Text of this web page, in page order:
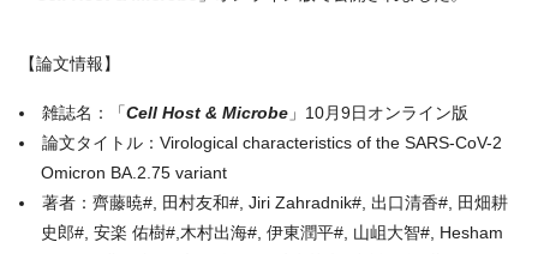
【論文情報】
雑誌名：「Cell Host & Microbe 」10月9日オンライン版
論文タイトル：Virological characteristics of the SARS-CoV-2
Omicron BA.2.75 variant
著者：齊藤暁#, 田村友和#, Jiri Zahradnik#, 出口清香#, 田畑耕
史郎#, 安楽 佑樹#,木村出海#, 伊東潤平#, 山岨大智#, Hesham